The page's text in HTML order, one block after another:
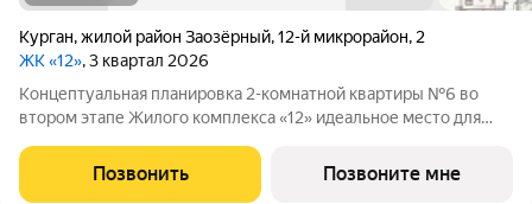
Курган,жилой район Заозёрный,12-й микрорайон, 2
ЖК «12», 3 квартал 2026
Концептуальная планировка 2-комнатной квартиры №6 во
втором этапе Жилого комплекса «12» идеальное место для
просторная кухня-гостиная (15,5м2), ниша под встроенные
шкафы. В квартире увеличенные
Позвонить Позвоните мне